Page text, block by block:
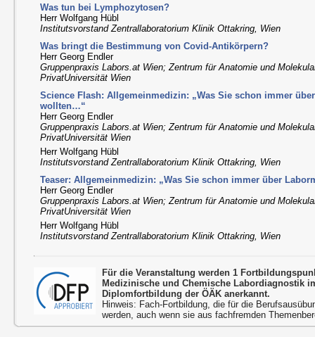
Was tun bei Lymphozytosen?
Herr Wolfgang Hübl
Institutsvorstand Zentrallaboratorium Klinik Ottakring, Wien
Was bringt die Bestimmung von Covid-Antikörpern?
Herr Georg Endler
Gruppenpraxis Labors.at Wien; Zentrum für Anatomie und
PrivatUniversität Wien
Science Flash: Allgemeinmedizin: „Was Sie schon immer
wollten…“
Herr Georg Endler
Gruppenpraxis Labors.at Wien; Zentrum für Anatomie und
PrivatUniversität Wien
Herr Wolfgang Hübl
Institutsvorstand Zentrallaboratorium Klinik Ottakring, Wien
Teaser: Allgemeinmedizin: „Was Sie schon immer über
Herr Georg Endler
Gruppenpraxis Labors.at Wien; Zentrum für Anatomie und
PrivatUniversität Wien
Herr Wolfgang Hübl
Institutsvorstand Zentrallaboratorium Klinik Ottakring, Wien
Für die Veranstaltung werden 1
Medizinische und Chemische Labordiagnostik
Diplomfortbildung der ÖÄK anerkannt.
Hinweis: Fach-Fortbildung, die für die
werden, auch wenn sie aus fachfremden